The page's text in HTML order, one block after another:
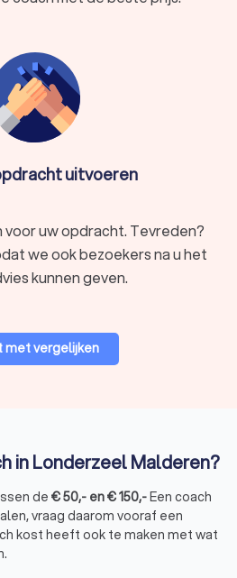
bij verschillende coaches. Zo kunt
en de coach kiezen die
uitvoeren
voor uw opdracht. Tevreden?
we ook bezoekers na u het
kunnen geven.
met vergelijken
in Londerzeel Malderen?
de €50,- en€150,-Een coach
vraag daarom vooraf een
kost heeft ook te maken met wat